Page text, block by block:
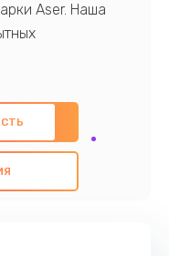
Aser. Наша
знаниями и
ремонт с
компонентов, а
всех
- предоставить
записаться на